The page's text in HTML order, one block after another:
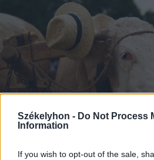
Székelyhon - Do Not Process
Information
If you wish to opt-out of the sale,